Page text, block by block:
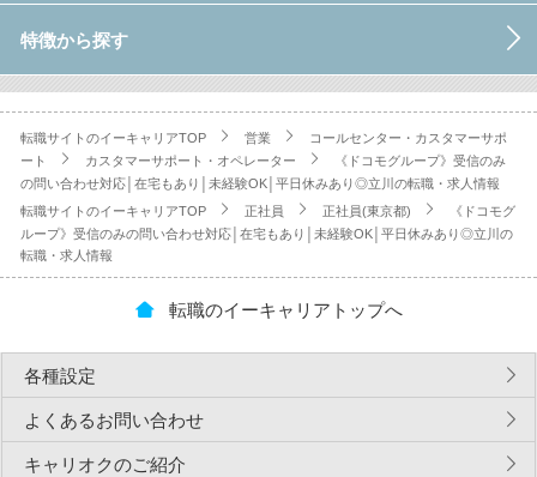
特徴から探す
転職サイトのイーキャリアTOP 営業
コールセンター・カスタマーサポ
ート
カスタマーサポート・オペレーター
《ドコモグループ》受信のみ
の問い合わせ対応│在宅もあり│未経験OK│平日休みあり◎立川の転職・求人情報
転職サイトのイーキャリアTOP
正社員 正社員(東京都)
《ドコモグ
ループ》受信のみの問い合わせ対応│在宅もあり│未経験OK│平日休みあり◎立川の
転職・求人情報
転職のイーキャリアトップへ
各種設定
よくあるお問い合わせ
キャリオクのご紹介